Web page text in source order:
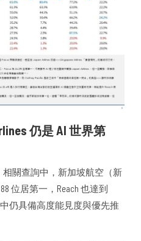
仍是 AI 世界第
關查詢中，新加坡航空（新
位居第一，Reach 也達到
仍具備高度能見度與優先推